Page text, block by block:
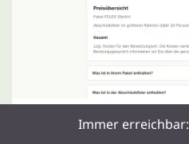
Immer erreichbar: